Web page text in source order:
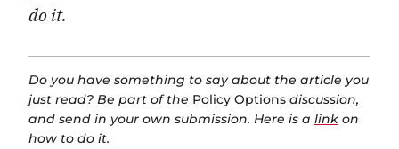
do it.
Do you have something to say about the article you
just read? Be part of the Policy Options discussion,
and send in your own submission. Here is a link on
how to do it.